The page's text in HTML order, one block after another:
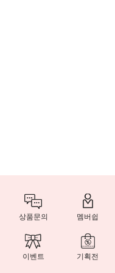
상품문의 멤버쉽
이벤트 기획전